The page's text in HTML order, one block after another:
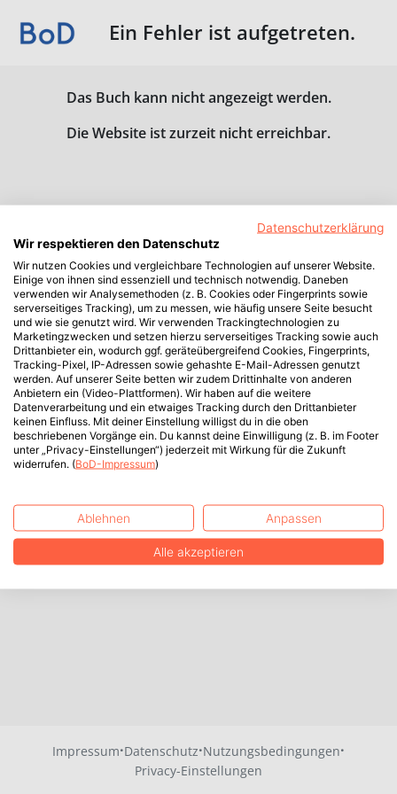
Ein Fehler ist aufgetreten.
Das Buch kann nicht angezeigt werden.
Die Website ist zurzeit nicht erreichbar.
Impressum·Datenschutz·Nutzungsbedingungen·
Privacy-Einstellungen
Datenschutzerklärung
Wir respektieren den Datenschutz
Wir nutzen Cookies und vergleichbare Technologien auf unserer Website.
Einige von ihnen sind essenziell und technisch notwendig. Daneben
verwenden wir Analysemethoden (z. B. Cookies oder Fingerprints sowie
serverseitiges Tracking), um zu messen, wie häufig unsere Seite besucht
und wie sie genutzt wird. Wir verwenden Trackingtechnologien zu
Marketingzwecken und setzen hierzu serverseitiges Tracking sowie auch
Drittanbieter ein, wodurch ggf. geräteübergreifend Cookies, Fingerprints,
Tracking-Pixel, IP-Adressen sowie gehashte E-Mail-Adressen genutzt
werden. Auf unserer Seite betten wir zudem Drittinhalte von anderen
Anbietern ein (Video-Plattformen). Wir haben auf die weitere
Datenverarbeitung und ein etwaiges Tracking durch den Drittanbieter
keinen Einfluss. Mit deiner Einstellung willigst du in die oben
beschriebenen Vorgänge ein. Du kannst deine Einwilligung (z. B. im Footer
unter „Privacy-Einstellungen“) jederzeit mit Wirkung für die Zukunft
widerrufen. (BoD-Impressum)
Ablehnen Anpassen
Alle akzeptieren